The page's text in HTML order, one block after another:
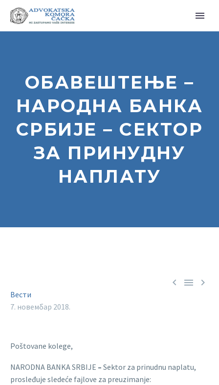
ОБАВЕШТЕЊЕ –
НАРОДНА БАНКА
СРБИЈЕ – СЕКТОР
ЗА ПРИНУДНУ
НАПЛАТУ
  
Вести
7. новембар 2018.
Poštovane kolege,
NARODNA BANKA SRBIJE – Sektor za prinudnu naplatu,
prosleđuje sledeće fajlove za preuzimanje: